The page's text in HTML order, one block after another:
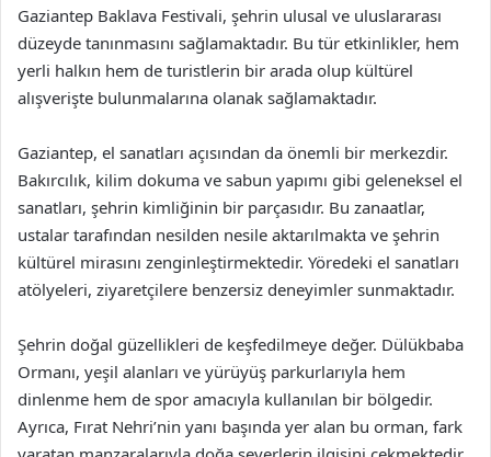
Gaziantep Baklava Festivali, şehrin ulusal ve uluslararası
düzeyde tanınmasını sağlamaktadır. Bu tür etkinlikler, hem
yerli halkın hem de turistlerin bir arada olup kültürel
alışverişte bulunmalarına olanak sağlamaktadır.
Gaziantep, el sanatları açısından da önemli bir merkezdir.
Bakırcılık, kilim dokuma ve sabun yapımı gibi geleneksel el
sanatları, şehrin kimliğinin bir parçasıdır. Bu zanaatlar,
ustalar tarafından nesilden nesile aktarılmakta ve şehrin
kültürel mirasını zenginleştirmektedir. Yöredeki el sanatları
atölyeleri, ziyaretçilere benzersiz deneyimler sunmaktadır.
Şehrin doğal güzellikleri de keşfedilmeye değer. Dülükbaba
Ormanı, yeşil alanları ve yürüyüş parkurlarıyla hem
dinlenme hem de spor amacıyla kullanılan bir bölgedir.
Ayrıca, Fırat Nehri’nin yanı başında yer alan bu orman, fark